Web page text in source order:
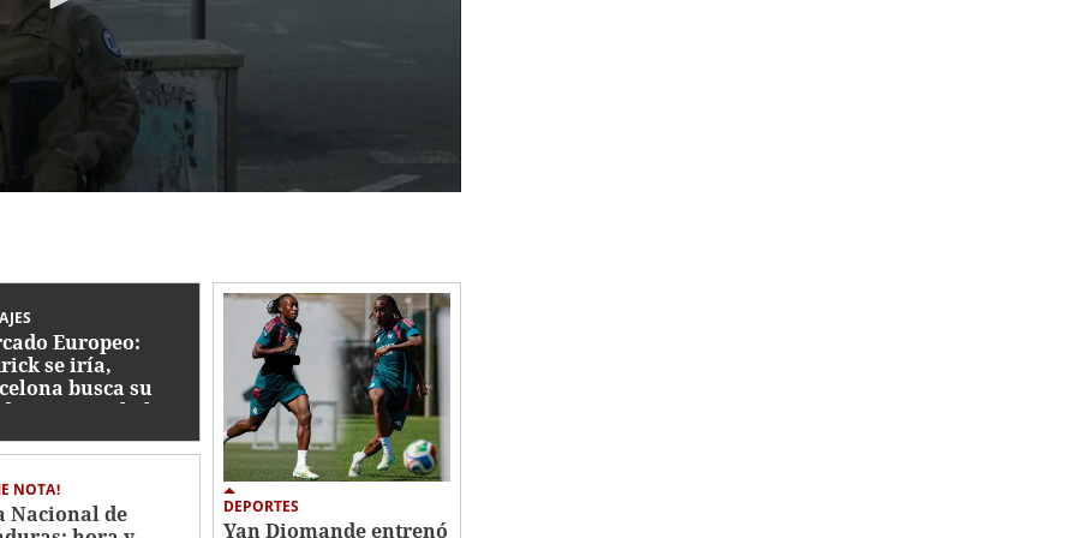
Europeo:
se iría,
busca su
y se tamabalea
NOTA!
Nacional de
DEPORTES
Yan Diomande entrenó